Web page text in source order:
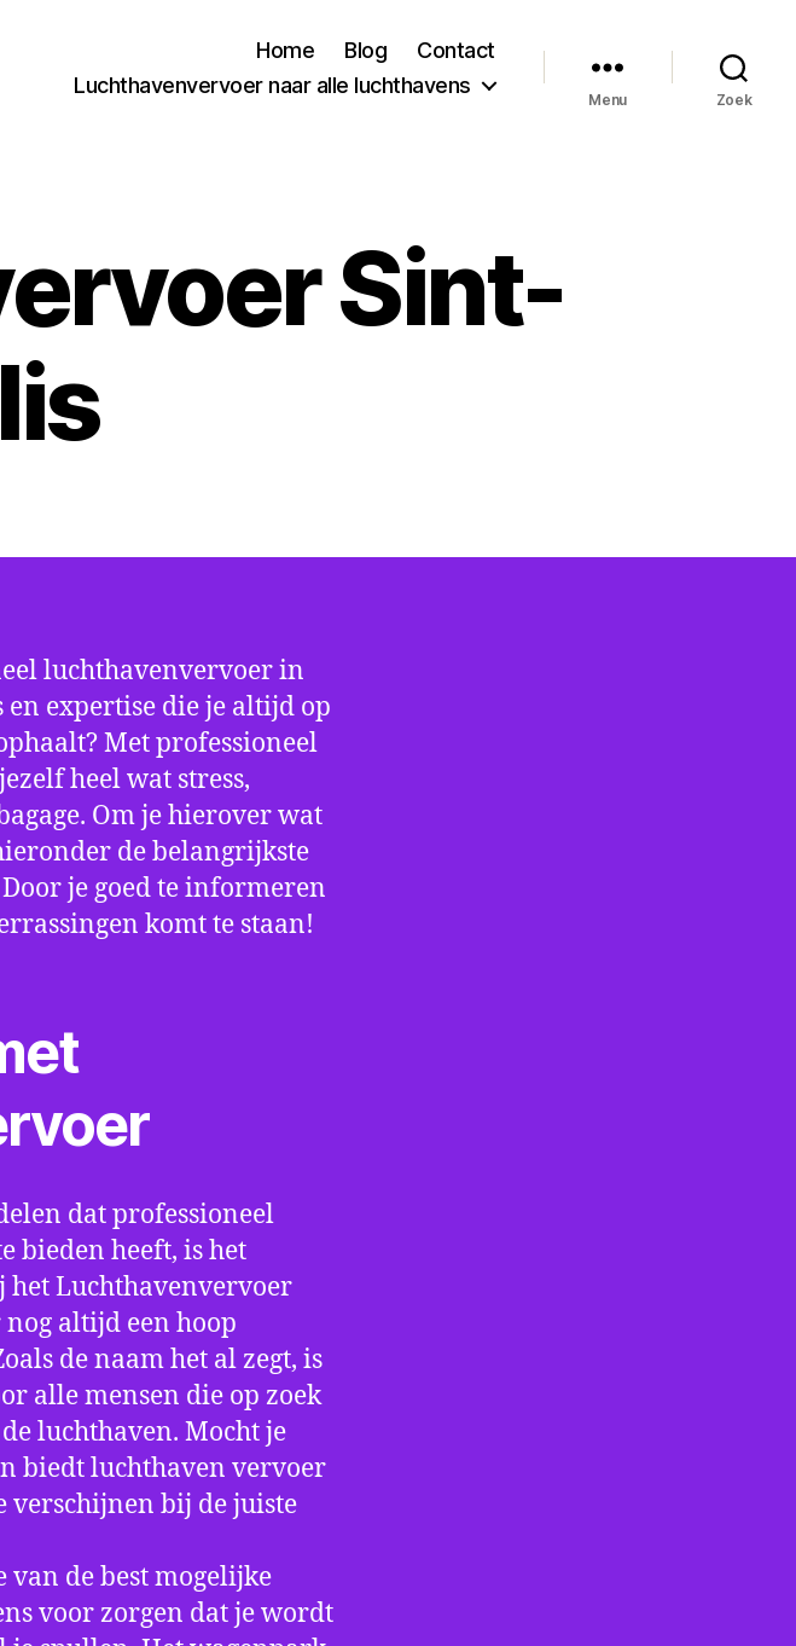
Home Blog
Contact
Luchthavenvervoer naar alle luchthavens
Menu Zoek
Sint-
luchthavenvervoer in
expertise die je altijd op
Met professioneel
heel wat stress,
Om je hierover wat
de belangrijkste
je goed te informeren
komt te staan!
dat professioneel
bieden heeft, is het
het Luchthavenvervoer
altijd een hoop
de naam het al zegt, is
alle mensen die op zoek
luchthaven. Mocht je
biedt luchthaven vervoer
verschijnen bij de juiste
de best mogelijke
voor zorgen dat je wordt